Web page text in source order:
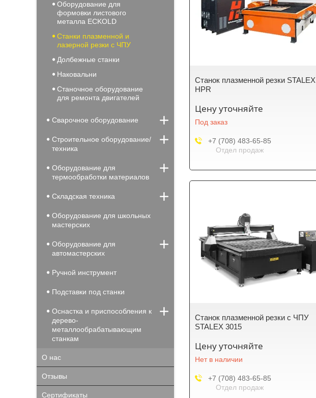
Станок плазменной резки STALEX
HPR
Цену уточняйте
Под заказ
+7 (708) 483-65-85
Отдел продаж
Станок плазменной резки с ЧПУ
STALEX 3015
Цену уточняйте
Нет в наличии
+7 (708) 483-65-85
Отдел продаж
Оборудование для
формовки листового
металла ECKOLD
Станки плазменной и
лазерной резки с ЧПУ
Долбежные станки
Наковальни
Станочное оборудование
для ремонта двигателей
Сварочное оборудование
Строительное оборудование/
техника
Оборудование для
термообработки материалов
Складская техника
Оборудование для школьных
мастерских
Оборудование для
автомастерских
Ручной инструмент
Подставки под станки
Оснастка и приспособления к
дерево-
металлообрабатывающим
станкам
О нас
Отзывы
Сертификаты